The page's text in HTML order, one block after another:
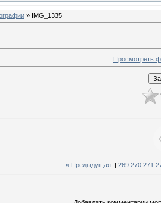
» IMG_1335
Просмотреть
« Предыдущая 269 270 271